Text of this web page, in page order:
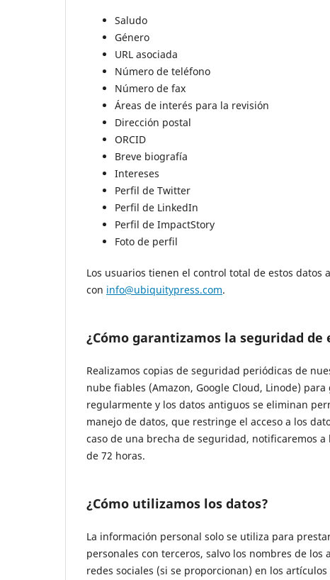
Saludo
Género
URL asociada
Número de teléfono
Número de fax
Áreas de interés para la revisión
Dirección postal
ORCID
Breve biografía
Intereses
Perfil de Twitter
Perfil de LinkedIn
Perfil de ImpactStory
Foto de perfil
Los usuarios tienen el control total de estos
con info@ubiquitypress.com.
¿Cómo garantizamos la seguridad de
Realizamos copias de seguridad periódicas de
nube fiables (Amazon, Google Cloud, Linode)
regularmente y los datos antiguos se eliminan
manejo de datos, que restringe el acceso a los
caso de una brecha de seguridad, notificaremos
de 72 horas.
¿Cómo utilizamos los datos?
La información personal solo se utiliza para
personales con terceros, salvo los nombres de los
redes sociales (si se proporcionan) en los